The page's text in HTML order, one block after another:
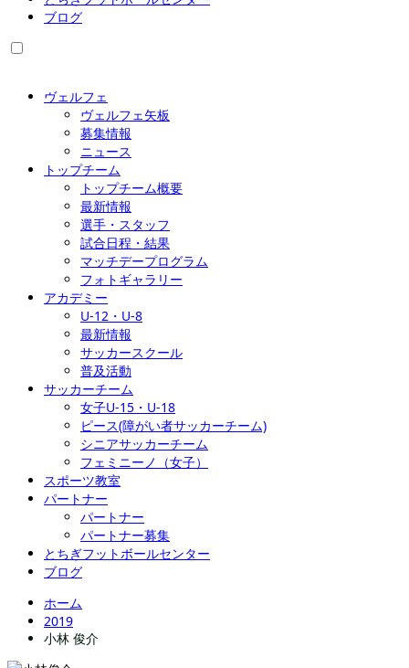
ブログ
ヴェルフェ
ヴェルフェ矢板
募集情報
ニュース
トップチーム
トップチーム概要
最新情報
選手・スタッフ
試合日程・結果
マッチデープログラム
フォトギャラリー
アカデミー
U-12・U-8
最新情報
サッカースクール
普及活動
サッカーチーム
女子U-15・U-18
ピース(障がい者サッカーチーム)
シニアサッカーチーム
フェミニーノ（女子）
スポーツ教室
パートナー
パートナー
パートナー募集
とちぎフットボールセンター
ブログ
ホーム
2019
小林 俊介